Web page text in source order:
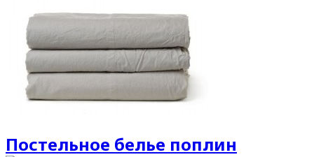
Постельное белье поплин